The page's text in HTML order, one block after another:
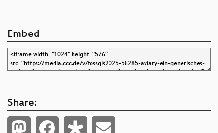
Embed
Share: